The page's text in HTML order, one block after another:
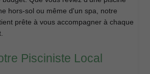
hors-sol ou même d'un spa, notre
prête à vous accompagner à chaque
Pisciniste Local